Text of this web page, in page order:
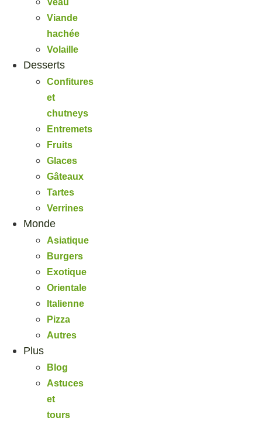
Veau
Viande
hachée
Volaille
Desserts
Confitures
et
chutneys
Entremets
Fruits
Glaces
Gâteaux
Tartes
Verrines
Monde
Asiatique
Burgers
Exotique
Orientale
Italienne
Pizza
Autres
Plus
Blog
Astuces
et
tours